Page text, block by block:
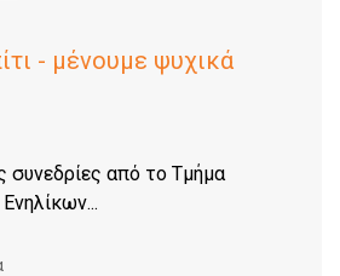
- μένουμε ψυχικά
συνεδρίες από το Τμήμα